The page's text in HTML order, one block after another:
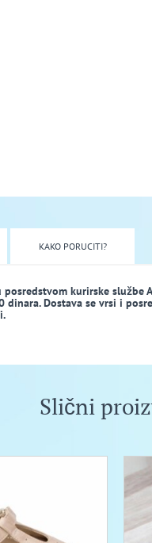
KAKO PORUCITI?
kurirske službe
Dostava se vrsi i
Slični